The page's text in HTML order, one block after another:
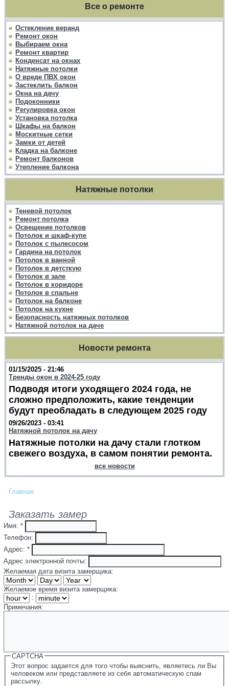
Все о ремонте
Остекление веранд
Ремонт окон
Выбираем окна
Ремонт квартир
Конденсат на окнах
Натяжные потолки
О вреде ПВХ окон
Застеклить балкон
Окна на дачу
Подоконники
Регулировка окон
Установка потолка
Шкафы на балкон
Москитные сетки
Замки от детей
Кладка на балконе
Ремонт балконов
Утепление балкона
Натяжные потолки
Теневой потолок
Ремонт потолка
Освещение потолков
Потолок и шкаф-купе
Потолок с пылесосом
Гардина на потолок
Потолок в ванной
Потолок в детсткую
Потолок в зале
Потолок в коридоре
Потолок в спальне
Потолок на балконе
Потолок на кухне
Безопасность натяжных потолков
Натяжной потолок на даче
Новости ремонта
01/15/2025 - 21:46
Тренды окон в 2024-25 году
Подводя итоги уходящего 2024 года, не
сложно предположить, какие тенденции
будут преобладать в следующем 2025 году
09/26/2023 - 03:41
Натяжной потолок на дачу
Натяжные потолки на дачу стали глотком
свежего воздуха, в самом понятии ремонта.
все новости
Главная
Заказать замер
Имя:*
Телефон:
Адрес:*
Адрес электронной почты:
Желаемая дата визита замерщика:
Желаемое время визита замерщика:
:
Примечания:
CAPTCHA
Этот вопрос задается для того чтобы выяснить, являетесь ли Вы
человеком или представляете из себя автоматическую спам
рассылку.